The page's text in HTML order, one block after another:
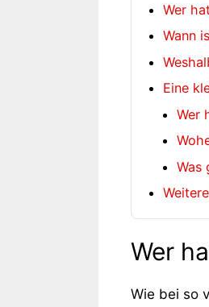
Wer
Wann
Eine
Wer
Was
Wer
Wie bei so